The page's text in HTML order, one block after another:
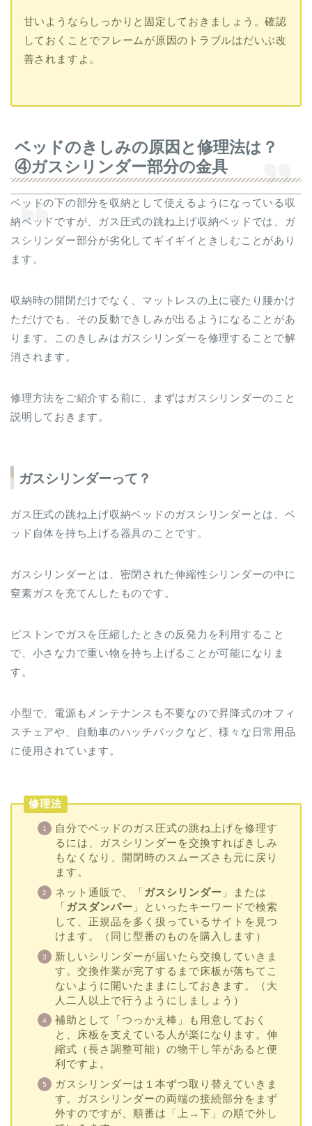
甘いようならしっかりと固定しておきましょう。確認
しておくことでフレームが原因のトラブルはだいぶ改
善されますよ。
ベッドのきしみの原因と修理法は？
④ガスシリンダー部分の金具
ベッドの下の部分を収納として使えるようになっている収
納ベッドですが、ガス圧式の跳ね上げ収納ベッドでは、ガ
スシリンダー部分が劣化してギイギイときしむことがあり
ます。
収納時の開閉だけでなく、マットレスの上に寝たり腰かけ
ただけでも、その反動できしみが出るようになることがあ
ります。このきしみはガスシリンダーを修理することで解
消されます。
修理方法をご紹介する前に、まずはガスシリンダーのこと
説明しておきます。
ガスシリンダーって？
ガス圧式の跳ね上げ収納ベッドのガスシリンダーとは、ベ
ッド自体を持ち上げる器具のことです。
ガスシリンダーとは、密閉された伸縮性シリンダーの中に
窒素ガスを充てんしたものです。
ピストンでガスを圧縮したときの反発力を利用すること
で、小さな力で重い物を持ち上げることが可能になりま
す。
小型で、電源もメンテナンスも不要なので昇降式のオフィ
スチェアや、自動車のハッチバックなど、様々な日常用品
に使用されています。
修理法
自分でベッドのガス圧式の跳ね上げを修理す
るには、ガスシリンダーを交換すればきしみ
もなくなり、開閉時のスムーズさも元に戻り
ます。
ネット通販で、「 ガスシリンダー 」または
「 ガスダンパー 」といったキーワードで検索
して、正規品を多く扱っているサイトを見つ
けます。（同じ型番のものを購入します）
新しいシリンダーが届いたら交換していきま
す。交換作業が完了するまで床板が落ちてこ
ないように開いたままにしておきます。（大
人二人以上で行うようにしましょう）
補助として「つっかえ棒」も用意しておく
と、床板を支えている人が楽になります。伸
縮式（長さ調整可能）の物干し竿があると便
利ですよ。
ガスシリンダーは１本ずつ取り替えていきま
す。ガスシリンダーの両端の接続部分をまず
外すのですが、順番は「上→下」の順で外し